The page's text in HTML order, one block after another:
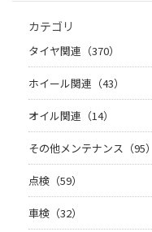
カテゴリ
タイヤ関連（370）
ホイール関連（43）
オイル関連（14）
その他メンテナンス（95）
点検（59）
車検（32）